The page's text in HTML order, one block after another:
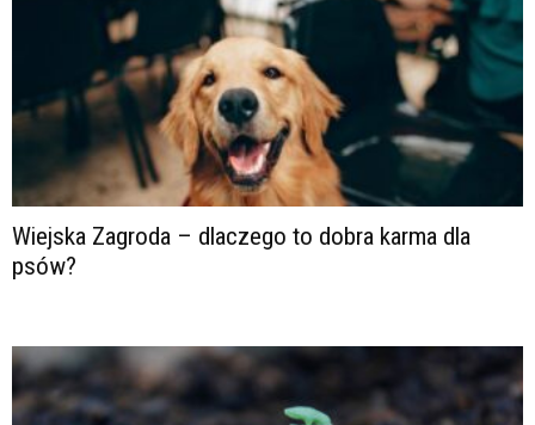
Wiejska Zagroda – dlaczego to dobra karma dla
psów?